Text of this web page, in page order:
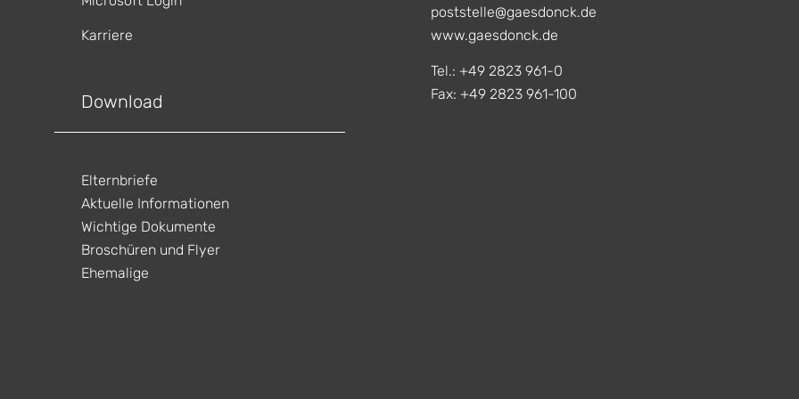
Karriere
Download
Elternbriefe
Aktuelle Informationen
Wichtige Dokumente
Broschüren und Flyer
Ehemalige
poststelle@gaesdonck.de
www.gaesdonck.de
Tel.: +49 2823 961-0
Fax: +49 2823 961-100